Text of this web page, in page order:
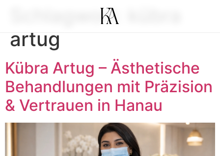
Schlagwort:
artug
Kübra Artug – Ästhetische
Behandlungen mit Präzision
& Vertrauen in Hanau